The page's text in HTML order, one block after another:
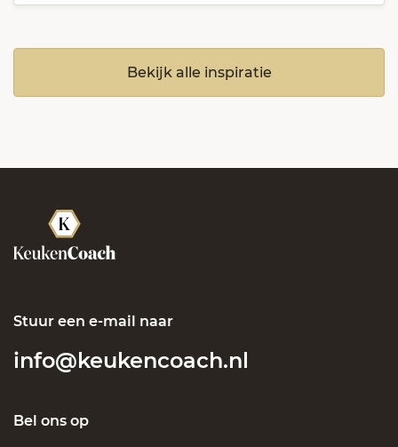
Bekijk alle inspiratie
Stuur een e-mail naar
info@keukencoach.nl
Bel ons op